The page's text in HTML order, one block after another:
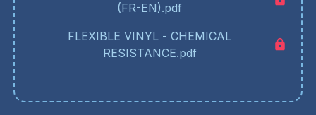
(FR-EN).pdf
FLEXIBLE VINYL - CHEMICAL
RESISTANCE.pdf